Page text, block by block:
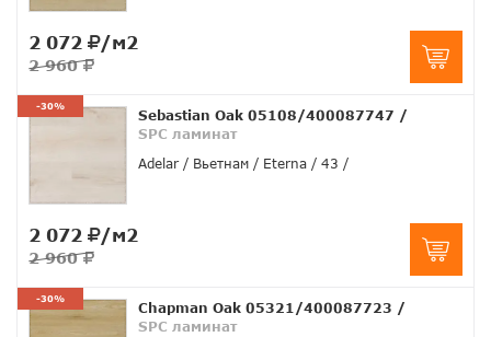
2 072 /м2
2 960
-30%
Sebastian Oak 05108/400087747 /
SPC ламинат
Adelar
Вьетнам Eterna 43
2 072 /м2
2 960
-30%
Chapman Oak 05321/400087723 /
SPC ламинат